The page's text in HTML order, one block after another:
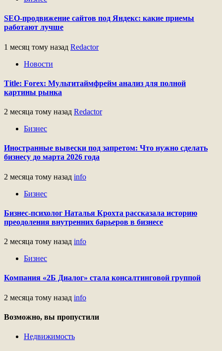
SEO-продвижение сайтов под Яндекс: какие приемы
работают лучше
1 месяц тому назад Redactor
Новости
Title: Forex: Мультитаймфрейм анализ для полной
картины рынка
2 месяца тому назад Redactor
Бизнес
Иностранные вывески под запретом: Что нужно сделать
бизнесу до марта 2026 года
2 месяца тому назад info
Бизнес
Бизнес-психолог Наталья Крохта рассказала историю
преодоления внутренних барьеров в бизнесе
2 месяца тому назад info
Бизнес
Компания «2Б Диалог» стала консалтинговой группой
2 месяца тому назад info
Возможно, вы пропустили
Недвижимость